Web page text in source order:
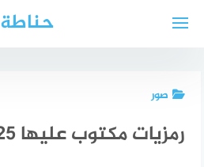
حناطة
صور
رمزيات مكتوب عليها 2025